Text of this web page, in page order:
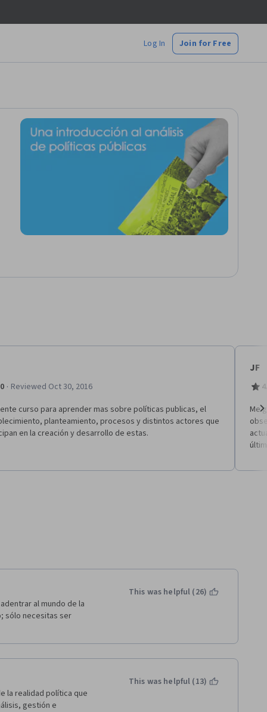
Log In Join for Free
· Reviewed Oct 30, 2016
curso para aprender mas sobre políticas publicas, el
planteamiento, procesos y distintos actores que
en la creación y desarrollo de estas.
JF
Me
al mundo de la
sólo necesitas ser
This was helpful (26)
la realidad política que
gestión e
This was helpful (13)